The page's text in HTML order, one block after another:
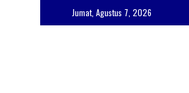
Jumat, Agustus 7, 2026